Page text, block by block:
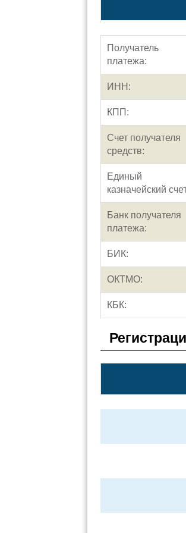
Получатель
платежа:
ИНН:
КПП:
Счет получателя
средств:
Единый
казначейский
Банк получателя
платежа:
БИК:
ОКТМО:
КБК: